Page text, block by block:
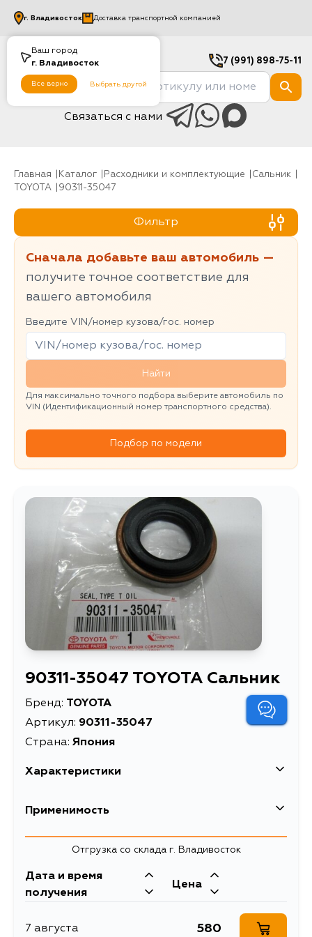
Ваш город
г. Владивосток
Все верно Выбрать другой
г. Владивосток Доставка транспортной компанией
7 (991) 898-75-11
Связаться с нами
Главная Каталог Расходники и комплектующие
Сальник
TOYOTA
90311-35047
Фильтр
Сначала добавьте ваш автомобиль —
получите точное соответствие для
вашего автомобиля
Введите VIN/номер кузова/гос. номер
Найти
Для максимально точного подбора выберите автомобиль по
VIN (Идентификационный номер транспортного средства).
Подбор по модели
90311-35047 TOYOTA Сальник
Бренд: TOYOTA
Артикул: 90311-35047
Страна: Япония
Характеристики
Масса, кг
Применимость
Toyota
Кузов Двигатель
AZT255, ST220, AZT255W, ST220L,
ST215, AZT241W, AZT246W,
3SFE, 1AZFSE,
3CE, 2C, 3SGE,
2CL, 1SILU, 2SEL,
Отгрузка со склада г. Владивосток
Дата и время
получения
Цена
7 августа 580